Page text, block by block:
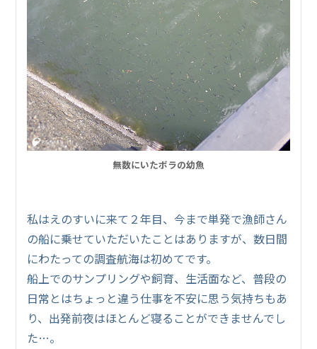
無数にいたボラの幼魚
私はえのすいに来て２年目、今まで単発で漁師さん
の船に乗せていただいたことはありますが、数日間
にわたっての調査航海は初めてです。
船上でのサンプリングや飼育、生活面など、普段の
日常とはちょっと違う仕事を不安に思う気持ちもあ
り、出発前夜はほとんど寝ることができませんでし
た…。